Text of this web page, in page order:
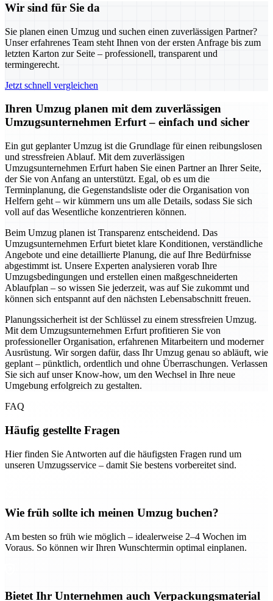
Wir sind für Sie da
Sie planen einen Umzug und suchen einen zuverlässigen Partner?
Unser erfahrenes Team steht Ihnen von der ersten Anfrage bis zum
letzten Karton zur Seite – professionell, transparent und
termingerecht.
Jetzt schnell vergleichen
Ihren Umzug planen mit dem zuverlässigen
Umzugsunternehmen Erfurt – einfach und sicher
Ein gut geplanter Umzug ist die Grundlage für einen reibungslosen
und stressfreien Ablauf. Mit dem zuverlässigen
Umzugsunternehmen Erfurt haben Sie einen Partner an Ihrer Seite,
der Sie von Anfang an unterstützt. Egal, ob es um die
Terminplanung, die Gegenstandsliste oder die Organisation von
Helfern geht – wir kümmern uns um alle Details, sodass Sie sich
voll auf das Wesentliche konzentrieren können.
Beim Umzug planen ist Transparenz entscheidend. Das
Umzugsunternehmen Erfurt bietet klare Konditionen, verständliche
Angebote und eine detaillierte Planung, die auf Ihre Bedürfnisse
abgestimmt ist. Unsere Experten analysieren vorab Ihre
Umzugsbedingungen und erstellen einen maßgeschneiderten
Ablaufplan – so wissen Sie jederzeit, was auf Sie zukommt und
können sich entspannt auf den nächsten Lebensabschnitt freuen.
Planungssicherheit ist der Schlüssel zu einem stressfreien Umzug.
Mit dem Umzugsunternehmen Erfurt profitieren Sie von
professioneller Organisation, erfahrenen Mitarbeitern und moderner
Ausrüstung. Wir sorgen dafür, dass Ihr Umzug genau so abläuft, wie
geplant – pünktlich, ordentlich und ohne Überraschungen. Verlassen
Sie sich auf unser Know-how, um den Wechsel in Ihre neue
Umgebung erfolgreich zu gestalten.
FAQ
Häufig gestellte Fragen
Hier finden Sie Antworten auf die häufigsten Fragen rund um
unseren Umzugsservice – damit Sie bestens vorbereitet sind.
Wie früh sollte ich meinen Umzug buchen?
Am besten so früh wie möglich – idealerweise 2–4 Wochen im
Voraus. So können wir Ihren Wunschtermin optimal einplanen.
Bietet Ihr Unternehmen auch Verpackungsmaterial